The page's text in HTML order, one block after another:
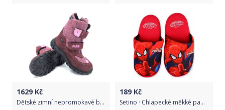
1629 Kč
Dětské zimní nepromokavé boty Fare 2646295 Velikost: 35
189 Kč
Setino · Chlapecké měkké papuče Spiderman EU 25 / 26 Červená